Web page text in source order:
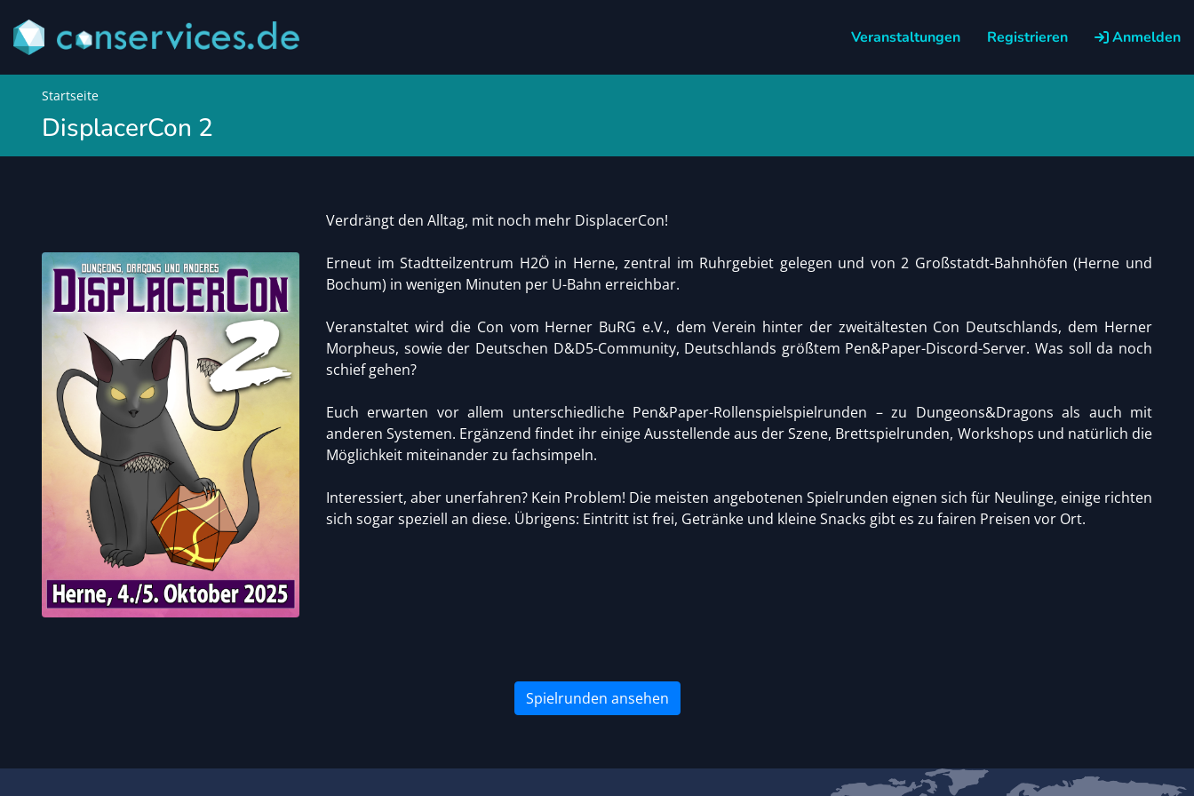
Veranstaltungen Registrieren Anmelden
Startseite
DisplacerCon 2
Verdrängt den Alltag, mit noch mehr DisplacerCon!
Erneut im Stadtteilzentrum H2Ö in Herne, zentral im Ruhrgebiet gelegen und von 2 Großstatdt-Bahnhöfen (Herne und
Bochum) in wenigen Minuten per U-Bahn erreichbar.
Veranstaltet wird die Con vom Herner BuRG e.V., dem Verein hinter der zweitältesten Con Deutschlands, dem Herner
Morpheus, sowie der Deutschen D&D5-Community, Deutschlands größtem Pen&Paper-Discord-Server. Was soll da noch
schief gehen?
Euch erwarten vor allem unterschiedliche Pen&Paper-Rollenspielspielrunden – zu Dungeons&Dragons als auch mit
anderen Systemen. Ergänzend findet ihr einige Ausstellende aus der Szene, Brettspielrunden, Workshops und natürlich die
Möglichkeit miteinander zu fachsimpeln.
Interessiert, aber unerfahren? Kein Problem! Die meisten angebotenen Spielrunden eignen sich für Neulinge, einige richten
sich sogar speziell an diese. Übrigens: Eintritt ist frei, Getränke und kleine Snacks gibt es zu fairen Preisen vor Ort.
Spielrunden ansehen